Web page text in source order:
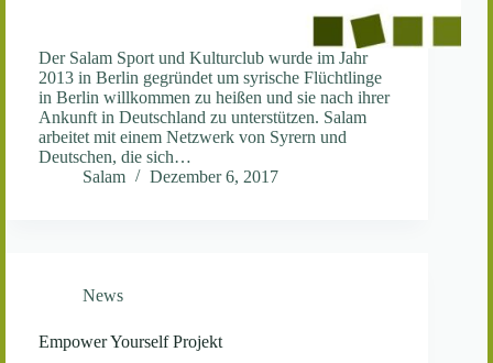
Der Salam Sport und Kulturclub wurde im Jahr
2013 in Berlin gegründet um syrische Flüchtlinge
in Berlin willkommen zu heißen und sie nach ihrer
Ankunft in Deutschland zu unterstützen. Salam
arbeitet mit einem Netzwerk von Syrern und
Deutschen, die sich…
Salam
Dezember 6, 2017
News
Empower Yourself Projekt